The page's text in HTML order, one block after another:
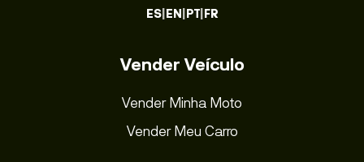
ES|EN|PT|FR
Vender Veículo
Vender Minha Moto
Vender Meu Carro